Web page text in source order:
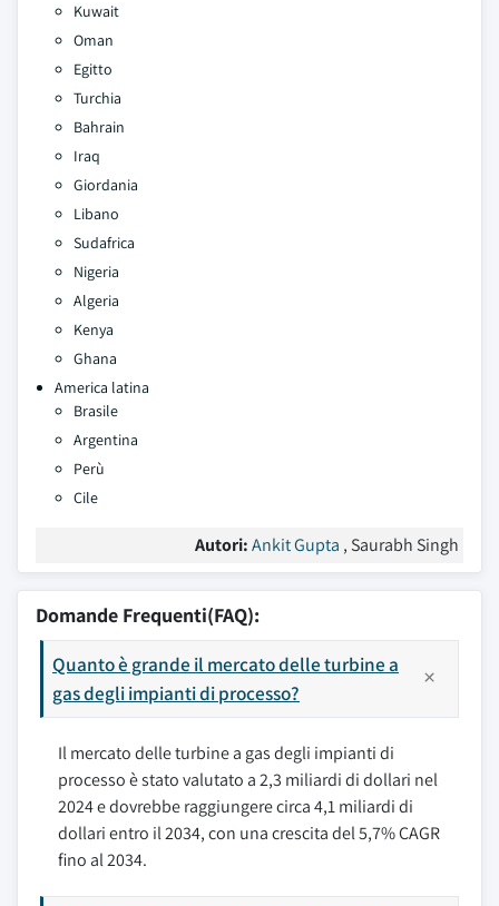
Kuwait
Oman
Egitto
Turchia
Bahrain
Iraq
Giordania
Libano
Sudafrica
Nigeria
Algeria
Kenya
Ghana
America latina
Brasile
Argentina
Perù
Cile
Autori:Ankit Gupta , Saurabh Singh
Domande Frequenti(FAQ):
Quanto è grande il mercato delle turbine a
gas degli impianti di processo?
Il mercato delle turbine a gas degli impianti di
processo è stato valutato a 2,3 miliardi di dollari nel
2024 e dovrebbe raggiungere circa 4,1 miliardi di
dollari entro il 2034, con una crescita del 5,7% CAGR
fino al 2034.